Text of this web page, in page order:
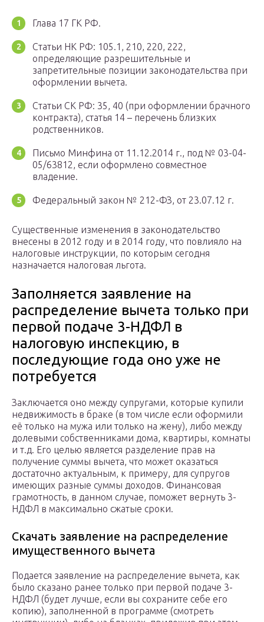
Глава 17 ГК РФ.
Статьи НК РФ: 105.1, 210, 220, 222,
определяющие разрешительные и
запретительные позиции законодательства при
оформлении вычета.
Статьи СК РФ: 35, 40 (при оформлении брачного
контракта), статья 14 – перечень близких
родственников.
Письмо Минфина от 11.12.2014 г., под № 03-04-
05/63812, если оформлено совместное
владение.
Федеральный закон № 212-ФЗ, от 23.07.12 г.
Существенные изменения в законодательство
внесены в 2012 году и в 2014 году, что повлияло на
налоговые инструкции, по которым сегодня
назначается налоговая льгота.
Заполняется заявление на
распределение вычета только при
первой подаче 3-НДФЛ в
налоговую инспекцию, в
последующие года оно уже не
потребуется
Заключается оно между супругами, которые купили
недвижимость в браке (в том числе если оформили
её только на мужа или только на жену), либо между
долевыми собственниками дома, квартиры, комнаты
и т.д. Его целью является разделение прав на
получение суммы вычета, что может оказаться
достаточно актуальным, к примеру, для супругов
имеющих разные суммы доходов. Финансовая
грамотность, в данном случае, поможет вернуть 3-
НДФЛ в максимально сжатые сроки.
Скачать заявление на распределение
имущественного вычета
Подается заявление на распределение вычета, как
было сказано ранее только при первой подаче 3-
НДФЛ (будет лучше, если вы сохраните себе его
копию), заполненной в программе (смотреть